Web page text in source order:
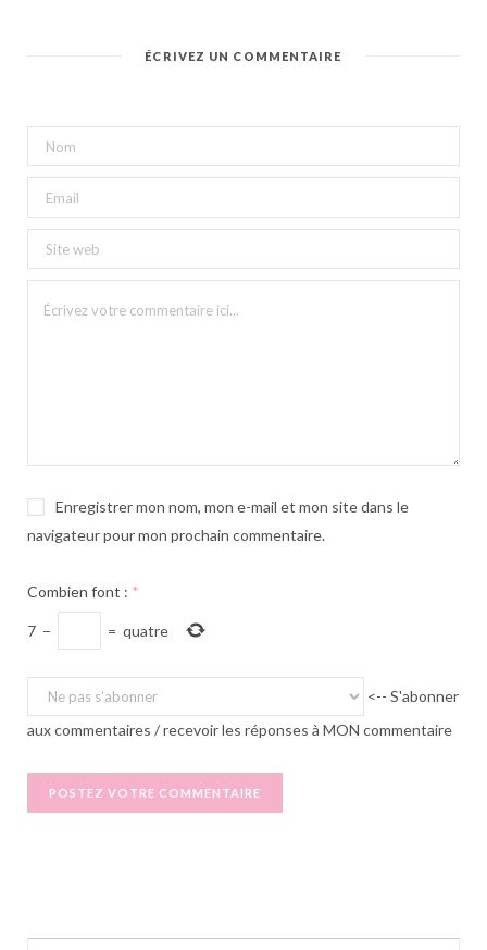
ÉCRIVEZ UN COMMENTAIRE
Enregistrer mon nom, mon e-mail et mon site dans le
navigateur pour mon prochain commentaire.
Combien font : *
7 − = quatre
<-- S'abonner
aux commentaires / recevoir les réponses à MON commentaire